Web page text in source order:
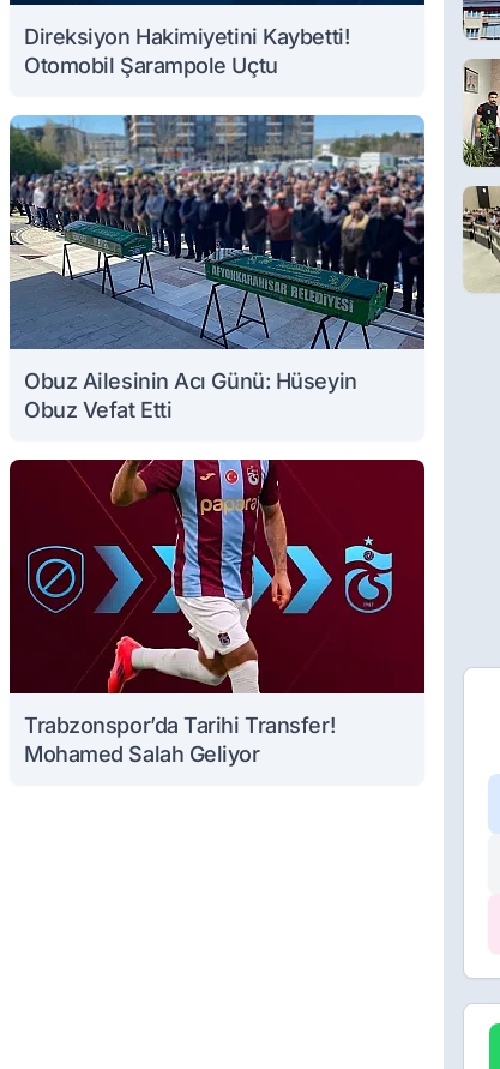
Direksiyon Hakimiyetini Kaybetti!
Otomobil Şarampole Uçtu
Obuz Ailesinin Acı Günü: Hüseyin
Obuz Vefat Etti
Trabzonspor’da Tarihi Transfer!
Mohamed Salah Geliyor